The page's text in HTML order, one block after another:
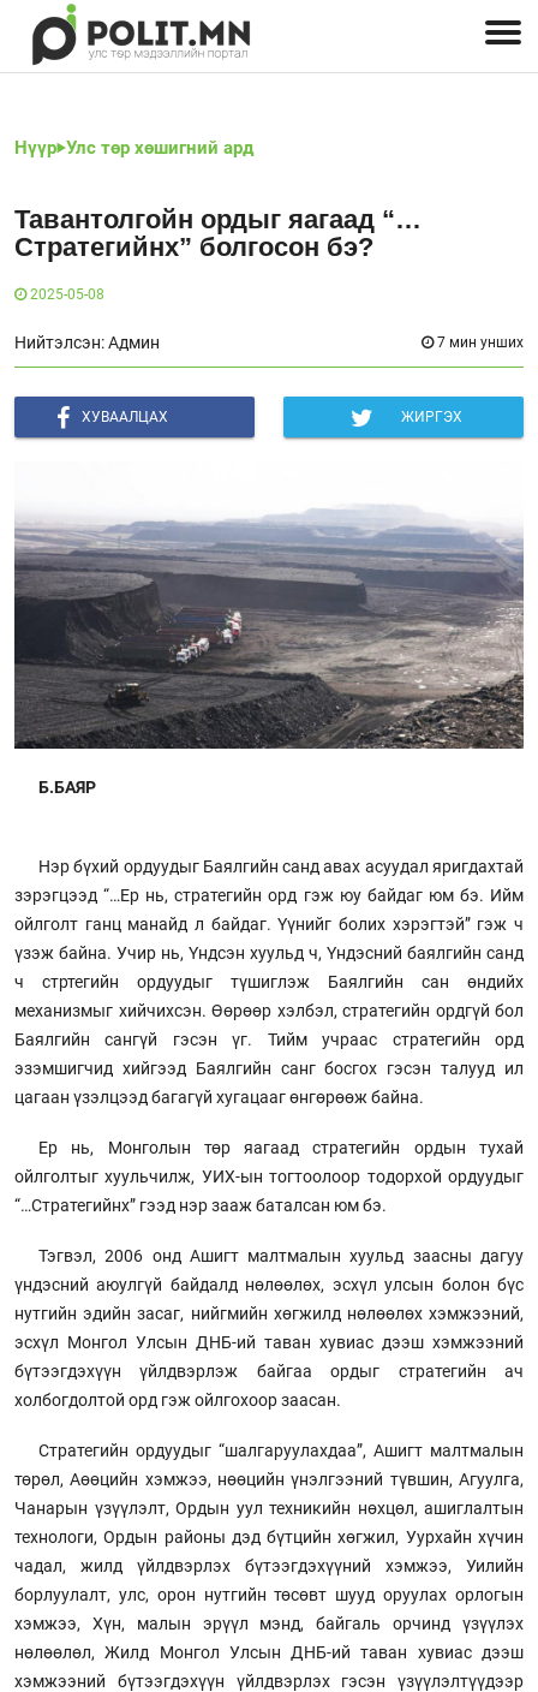
Нүүр Улс төр хөшигний ард
Тавантолгойн ордыг яагаад “…
Стратегийнх” болгосон бэ?
2025-05-08
Нийтэлсэн: Админ 7 мин унших
ХУВААЛЦАХ ЖИРГЭХ
Б.БАЯР
Нэр бүхий ордуудыг Баялгийн санд авах асуудал яригдахтай
зэрэгцээд “…Ер нь, стратегийн орд гэж юу байдаг юм бэ. Ийм
ойлголт ганц манайд л байдаг. Үүнийг болих хэрэгтэй” гэж ч
үзэж байна. Учир нь, Үндсэн хуульд ч, Үндэсний баялгийн санд
ч стртегийн ордуудыг түшиглэж Баялгийн сан өндийх
механизмыг хийчихсэн. Өөрөөр хэлбэл, стратегийн ордгүй бол
Баялгийн сангүй гэсэн үг. Тийм учраас стратегийн орд
эзэмшигчид хийгээд Баялгийн санг босгох гэсэн талууд ил
цагаан үзэлцээд багагүй хугацааг өнгөрөөж байна.
Ер нь, Монголын төр яагаад стратегийн ордын тухай
ойлголтыг хуульчилж, УИХ-ын тогтоолоор тодорхой ордуудыг
“…Стратегийнх” гээд нэр зааж баталсан юм бэ.
Тэгвэл, 2006 онд Ашигт малтмалын хуульд заасны дагуу
үндэсний аюулгүй байдалд нөлөөлөх, эсхүл улсын болон бүс
нутгийн эдийн засаг, нийгмийн хөгжилд нөлөөлөх хэмжээний,
эсхүл Монгол Улсын ДНБ-ий таван хувиас дээш хэмжээний
бүтээгдэхүүн үйлдвэрлэж байгаа ордыг стратегийн ач
холбогдолтой орд гэж ойлгохоор заасан.
Стратегийн ордуудыг “шалгаруулахдаа”, Ашигт малтмалын
төрөл, Аөөцийн хэмжээ, нөөцийн үнэлгээний түвшин, Агуулга,
Чанарын үзүүлэлт, Ордын уул техникийн нөхцөл, ашиглалтын
технологи, Ордын районы дэд бүтцийн хөгжил, Уурхайн хүчин
чадал, жилд үйлдвэрлэх бүтээгдэхүүний хэмжээ, Уилийн
борлуулалт, улс, орон нутгийн төсөвт шууд оруулах орлогын
хэмжээ, Хүн, малын эрүүл мэнд, байгаль орчинд үзүүлэх
нөлөөлөл, Жилд Монгол Улсын ДНБ-ий таван хувиас дээш
хэмжээний бүтээгдэхүүн үйлдвэрлэх гэсэн үзүүлэлтүүдээр